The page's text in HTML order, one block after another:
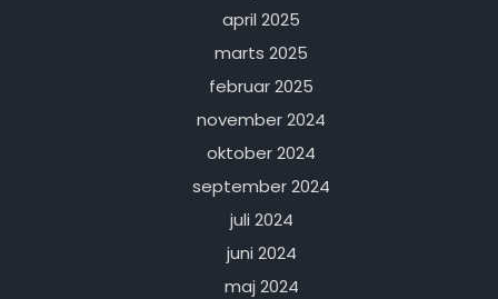
april 2025
marts 2025
februar 2025
november 2024
oktober 2024
september 2024
juli 2024
juni 2024
maj 2024